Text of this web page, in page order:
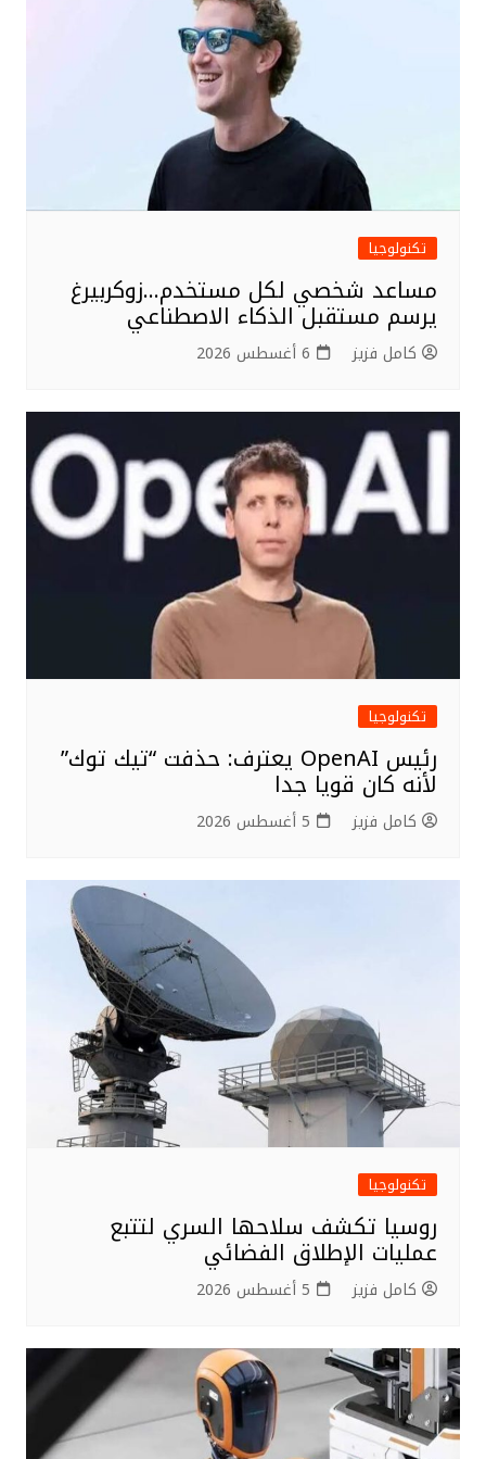
تكنولوجيا
مساعد شخصي لكل مستخدم…زوكربيرغ
يرسم مستقبل الذكاء الاصطناعي
كامل فزيز 6 أغسطس 2026
تكنولوجيا
رئيس OpenAI يعترف: حذفت “تيك توك”
لأنه كان قويا جدا
كامل فزيز 5 أغسطس 2026
تكنولوجيا
روسيا تكشف سلاحها السري لتتبع
عمليات الإطلاق الفضائي
كامل فزيز 5 أغسطس 2026